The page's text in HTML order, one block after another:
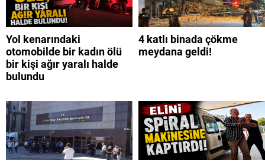
Yol kenarındaki
otomobilde bir kadın ölü
bir kişi ağır yaralı halde
bulundu
4 katlı binada çökme
meydana geldi!